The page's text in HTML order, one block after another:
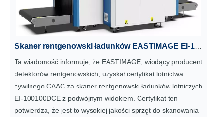
Ta wiadomość informuje, że EASTIMAGE, wiodący producent
detektorów rentgenowskich, uzyskał certyfikat lotnictwa
cywilnego CAAC za skaner rentgenowski ładunków lotniczych
EI-100100DCE z podwójnym widokiem. Certyfikat ten
potwierdza, że ​​jest to wysokiej jakości sprzęt do skanowania